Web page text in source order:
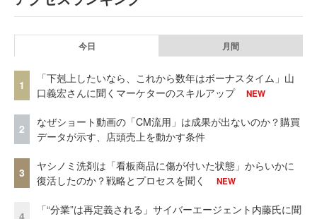
今日 月間
1
「下剋上したいなら、これから数年はボーナスタイム」山
口義宏さんに聞くマーケターのスキルアップ
NEW
2
なぜショート動画の「CM流用」は成果が出ないのか？購買
データが示す、店頭売上を動かす条件
3
ヤシノミ洗剤は「看板商品に傷が付いた状態」からいかに
復活したのか？戦略とプロセスを聞く
NEW
「“分業”は再定義される」サイバーエージェント内藤氏に聞